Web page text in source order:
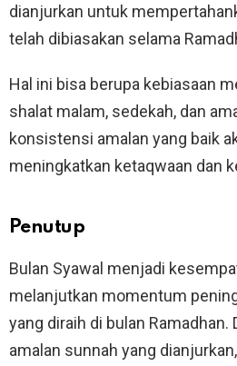
dianjurkan untuk
telah dibiasakan selama
Hal ini bisa berupa kebiasaan
shalat malam, sedekah, dan
konsistensi amalan yang baik
meningkatkan ketaqwaan dan
Penutup
Bulan Syawal menjadi
melanjutkan momentum
yang diraih di bulan Ramadhan.
amalan sunnah yang